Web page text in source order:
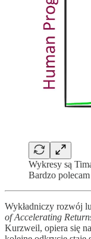
Wykresy są
Bardzo
Wykładniczy rozwój
of Accelerating
Kurzweil, opiera się